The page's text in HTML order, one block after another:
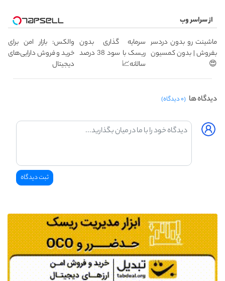
از سراسر وب
ماشینت رو بدون دردسر
بفروش | بدون کمسیون
😍
سرمایه گذاری بدون
ریسک با سود 38 درصد
سالانه📈
والکس: بازار امن برای
خرید و فروش دارایی‌های
دیجیتال
دیدگاه ها (۰ دیدگاه)